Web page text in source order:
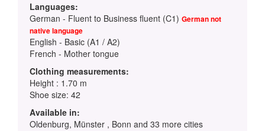
Languages:
German - Fluent to Business fluent (C1) German not
native language
English - Basic (A1 / A2)
French - Mother tongue
Clothing measurements:
Height : 1.70 m
Shoe size: 42
Available in:
Oldenburg, Münster , Bonn and 33 more cities